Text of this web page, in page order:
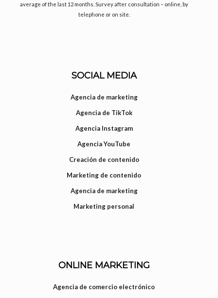
average of the last 12 months. Survey after consultation – online, by
telephone or on site.
SOCIAL MEDIA
Agencia de marketing
Agencia de TikTok
Agencia Instagram
Agencia YouTube
Creación de contenido
Marketing de contenido
Agencia de marketing
Marketing personal
ONLINE MARKETING
Agencia de comercio electrónico